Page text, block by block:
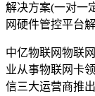
解决方案(一对一
网硬件管控平台
中亿物联网物联
业从事物联网卡
信三大运营商推